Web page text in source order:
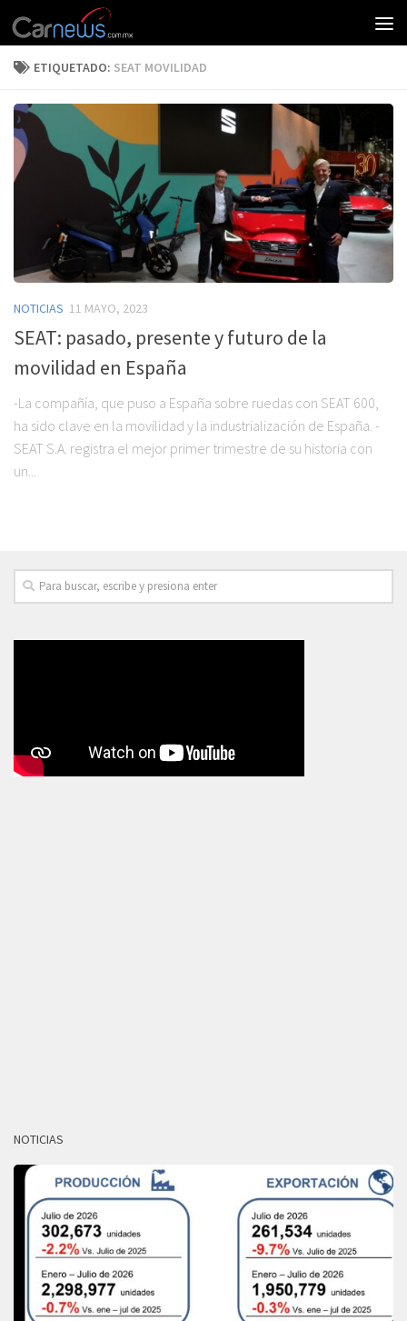
ETIQUETADO: SEAT MOVILIDAD
NOTICIAS 11 MAYO, 2023
SEAT: pasado, presente y futuro de la
movilidad en España
-La compañía, que puso a España sobre ruedas con SEAT 600,
ha sido clave en la movilidad y la industrialización de España. -
SEAT S.A. registra el mejor primer trimestre de su historia con
un...
NOTICIAS